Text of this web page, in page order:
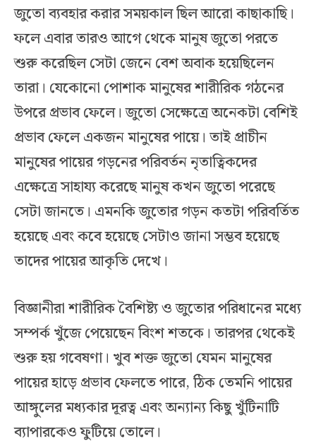
জুতো ব্যবহার করার সময়কাল ছিল আরো কাছাকাছি।
ফলে এবার তারও আগে থেকে মানুষ জুতো পরতে
শুরু করেছিল সেটা জেনে বেশ অবাক হয়েছিলেন
তারা। যেকোনো পোশাক মানুষের শারীরিক গঠনের
উপরে প্রভাব ফেলে। জুতো সেক্ষেত্রে অনেকটা বেশিই
প্রভাব ফেলে একজন মানুষের পায়ে। তাই প্রাচীন
মানুষের পায়ের গড়নের পরিবর্তন নৃতাত্বিকদের
এক্ষেত্রে সাহায্য করেছে মানুষ কখন জুতো পরেছে
সেটা জানতে। এমনকি জুতোর গড়ন কতটা পরিবর্তিত
হয়েছে এবং কবে হয়েছে সেটাও জানা সম্ভব হয়েছে
তাদের পায়ের আকৃতি দেখে।
বিজ্ঞানীরা শারীরিক বৈশিষ্ট্য ও জুতোর পরিধানের মধ্যে
সম্পর্ক খুঁজে পেয়েছেন বিংশ শতকে। তারপর থেকেই
শুরু হয় গবেষণা। খুব শক্ত জুতো যেমন মানুষের
পায়ের হাড়ে প্রভাব ফেলতে পারে, ঠিক তেমনি পায়ের
আঙ্গুলের মধ্যকার দূরত্ব এবং অন্যান্য কিছু খুঁটিনাটি
ব্যাপারকেও ফুটিয়ে তোলে।